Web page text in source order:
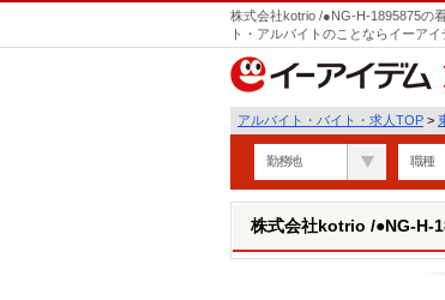
株式会社kotrio /●NG-H-1895875の
ト・アルバイトのことならイーアイ
アルバイト・バイト・求人TOP >
勤務地 職種
株式会社kotrio /●NG-H-